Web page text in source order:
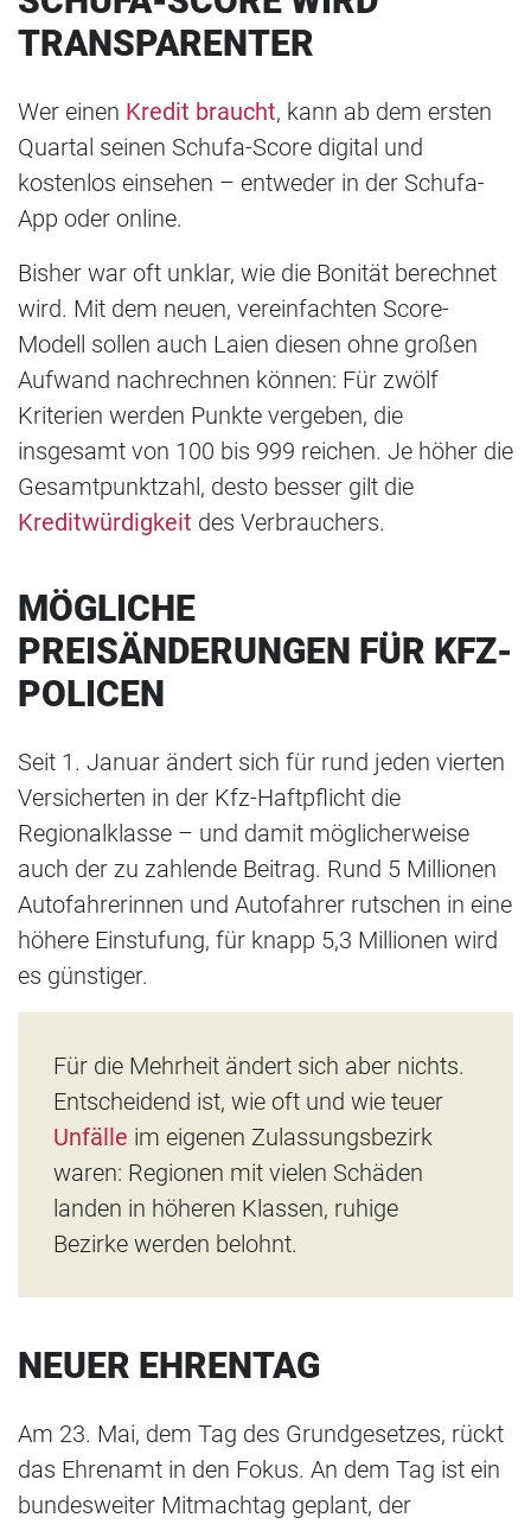
TRANSPARENTER
Wer einen Kredit braucht, kann ab dem ersten
Quartal seinen Schufa-Score digital und
kostenlos einsehen – entweder in der Schufa-
App oder online.
Bisher war oft unklar, wie die Bonität berechnet
wird. Mit dem neuen, vereinfachten Score-
Modell sollen auch Laien diesen ohne großen
Aufwand nachrechnen können: Für zwölf
Kriterien werden Punkte vergeben, die
insgesamt von 100 bis 999 reichen. Je höher die
Gesamtpunktzahl, desto besser gilt die
Kreditwürdigkeit des Verbrauchers.
MÖGLICHE
PREISÄNDERUNGEN FÜR KFZ-
POLICEN
Seit 1. Januar ändert sich für rund jeden vierten
Versicherten in der Kfz-Haftpflicht die
Regionalklasse – und damit möglicherweise
auch der zu zahlende Beitrag. Rund 5 Millionen
Autofahrerinnen und Autofahrer rutschen in eine
höhere Einstufung, für knapp 5,3 Millionen wird
es günstiger.
Für die Mehrheit ändert sich aber nichts.
Entscheidend ist, wie oft und wie teuer
Unfälle im eigenen Zulassungsbezirk
waren: Regionen mit vielen Schäden
landen in höheren Klassen, ruhige
Bezirke werden belohnt.
NEUER EHRENTAG
Am 23. Mai, dem Tag des Grundgesetzes, rückt
das Ehrenamt in den Fokus. An dem Tag ist ein
bundesweiter Mitmachtag geplant, der